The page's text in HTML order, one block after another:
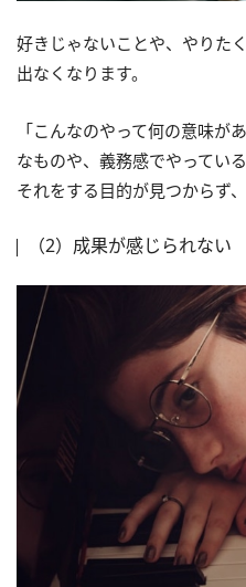
好きじゃないことや、やりた
出なくなります。
「こんなのやって何の意味が
なものや、義務感でやってい
それをする目的が見つからず
（2）成果が感じられない